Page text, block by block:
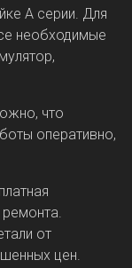
А серии. Для
необходимые
что
оперативно,
ремонта.
от
цен.